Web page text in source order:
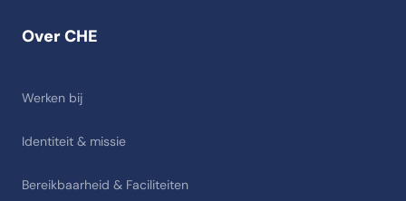
Over CHE
Werken bij
Identiteit & missie
Bereikbaarheid & Faciliteiten